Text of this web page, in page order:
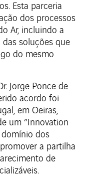
Esta parceria
dos processos
Ar, incluindo a
soluções que
do mesmo
Jorge Ponce de
acordo foi
em Oeiras,
um ”Innovation
dos
a partilha
de